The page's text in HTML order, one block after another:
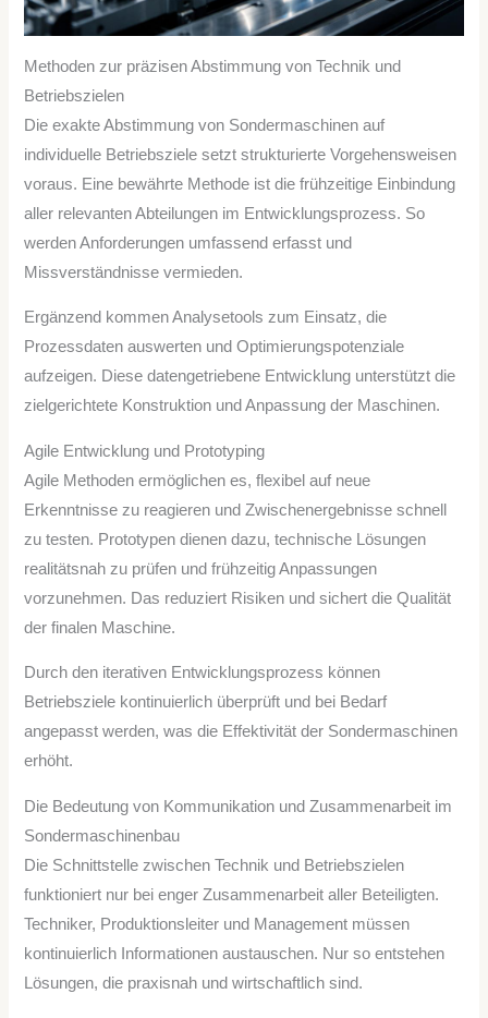
Methoden zur präzisen Abstimmung von Technik und
Betriebszielen
Die exakte Abstimmung von Sondermaschinen auf
individuelle Betriebsziele setzt strukturierte Vorgehensweisen
voraus. Eine bewährte Methode ist die frühzeitige Einbindung
aller relevanten Abteilungen im Entwicklungsprozess. So
werden Anforderungen umfassend erfasst und
Missverständnisse vermieden.
Ergänzend kommen Analysetools zum Einsatz, die
Prozessdaten auswerten und Optimierungspotenziale
aufzeigen. Diese datengetriebene Entwicklung unterstützt die
zielgerichtete Konstruktion und Anpassung der Maschinen.
Agile Entwicklung und Prototyping
Agile Methoden ermöglichen es, flexibel auf neue
Erkenntnisse zu reagieren und Zwischenergebnisse schnell
zu testen. Prototypen dienen dazu, technische Lösungen
realitätsnah zu prüfen und frühzeitig Anpassungen
vorzunehmen. Das reduziert Risiken und sichert die Qualität
der finalen Maschine.
Durch den iterativen Entwicklungsprozess können
Betriebsziele kontinuierlich überprüft und bei Bedarf
angepasst werden, was die Effektivität der Sondermaschinen
erhöht.
Die Bedeutung von Kommunikation und Zusammenarbeit im
Sondermaschinenbau
Die Schnittstelle zwischen Technik und Betriebszielen
funktioniert nur bei enger Zusammenarbeit aller Beteiligten.
Techniker, Produktionsleiter und Management müssen
kontinuierlich Informationen austauschen. Nur so entstehen
Lösungen, die praxisnah und wirtschaftlich sind.